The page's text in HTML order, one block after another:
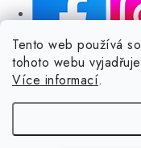
Tento web používá
tohoto webu
Více informací.
NIKARO, s.r.o.-
Votice, ČESKÁ REPUBLIKA
Podle zákona o evidenci
Zároveň je povinen